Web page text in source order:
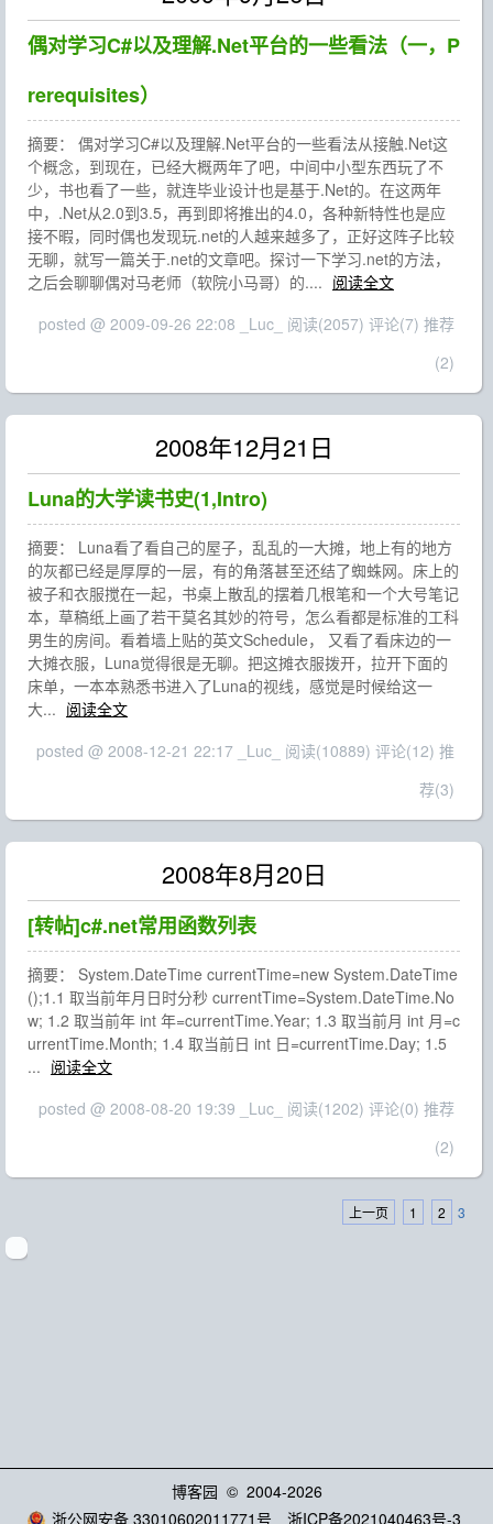
偶对学习C#以及理解.Net平台的一些看法（一，P
rerequisites）
摘要： 偶对学习C#以及理解.Net平台的一些看法从接触.Net这
个概念，到现在，已经大概两年了吧，中间中小型东西玩了不
少，书也看了一些，就连毕业设计也是基于.Net的。在这两年
中，.Net从2.0到3.5，再到即将推出的4.0，各种新特性也是应
接不暇，同时偶也发现玩.net的人越来越多了，正好这阵子比较
无聊，就写一篇关于.net的文章吧。探讨一下学习.net的方法，
之后会聊聊偶对马老师（软院小马哥）的.... 阅读全文
posted @ 2009-09-26 22:08 _Luc_ 阅读(2057) 评论(7) 推荐
(2)
2008年12月21日
Luna的大学读书史(1,Intro)
摘要： Luna看了看自己的屋子，乱乱的一大摊，地上有的地方
的灰都已经是厚厚的一层，有的角落甚至还结了蜘蛛网。床上的
被子和衣服搅在一起，书桌上散乱的摆着几根笔和一个大号笔记
本，草稿纸上画了若干莫名其妙的符号，怎么看都是标准的工科
男生的房间。看着墙上贴的英文Schedule， 又看了看床边的一
大摊衣服，Luna觉得很是无聊。把这摊衣服拨开，拉开下面的
床单，一本本熟悉书进入了Luna的视线，感觉是时候给这一
大... 阅读全文
posted @ 2008-12-21 22:17 _Luc_ 阅读(10889) 评论(12) 推
荐(3)
2008年8月20日
[转帖]c#.net常用函数列表
摘要： System.DateTime currentTime=new System.DateTime
();1.1 取当前年月日时分秒 currentTime=System.DateTime.No
w; 1.2 取当前年 int 年=currentTime.Year; 1.3 取当前月 int 月=c
urrentTime.Month; 1.4 取当前日 int 日=currentTime.Day; 1.5
... 阅读全文
posted @ 2008-08-20 19:39 _Luc_ 阅读(1202) 评论(0) 推荐
(2)
上一页 1 2 3
博客园 © 2004-2026
浙公网安备 33010602011771号
浙ICP备2021040463号-3